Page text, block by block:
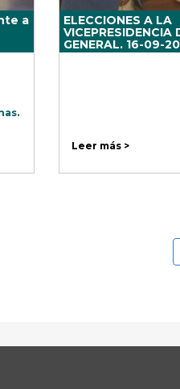
a
ELECCIONES A LA
VICEPRESIDENCIA
GENERAL. 16-09-
Leer más >